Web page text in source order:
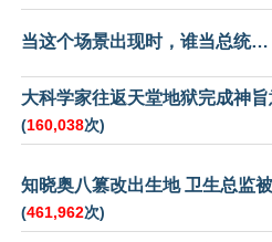
当这个场景出现时，谁当总统…
大科学家往返天堂地狱完成神
(160,038次)
知晓奥八篡改出生地 卫生总监
(461,962次)